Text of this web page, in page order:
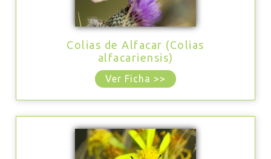
Colias de Alfacar (Colias
alfacariensis)
Ver Ficha >>